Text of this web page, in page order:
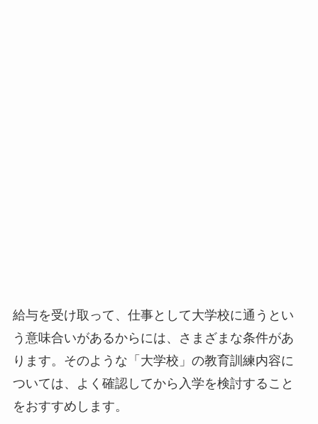
給与を受け取って、仕事として大学校に通うとい
う意味合いがあるからには、さまざまな条件があ
ります。そのような「大学校」の教育訓練内容に
ついては、よく確認してから入学を検討すること
をおすすめします。